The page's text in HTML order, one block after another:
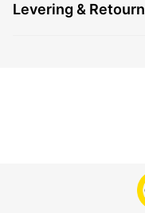
Levering &